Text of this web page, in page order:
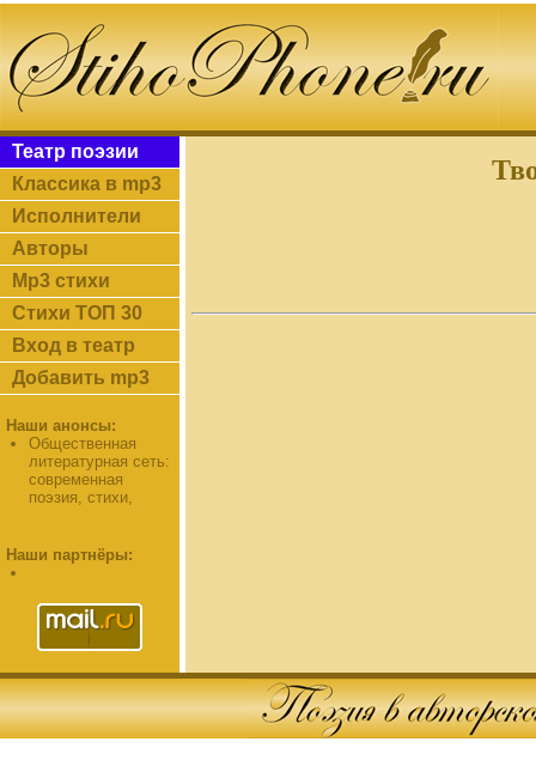
Театр поэзии
Классика в mp3
Исполнители
Авторы
Mp3 стихи
Стихи ТОП 30
Вход в театр
Добавить mp3
Наши анонсы:
Общественная
литературная сеть:
современная
поэзия, стихи,
Наши партнёры: